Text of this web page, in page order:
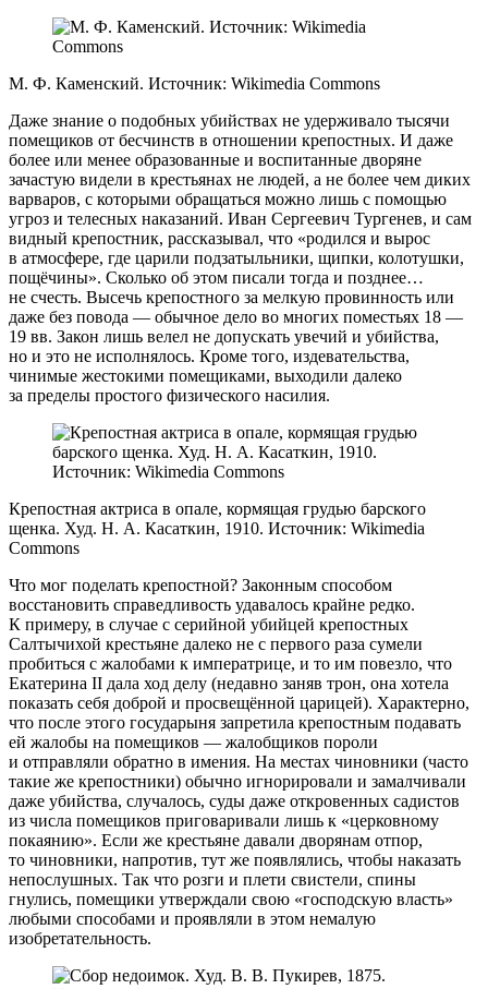
М. Ф. Каменский. Источник: Wikimedia Commons
Даже знание о подобных убийствах не удерживало тысячи
помещиков от бесчинств в отношении крепостных. И даже
более или менее образованные и воспитанные дворяне
зачастую видели в крестьянах не людей, а не более чем диких
варваров, с которыми обращаться можно лишь с помощью
угроз и телесных наказаний. Иван Сергеевич Тургенев, и сам
видный крепостник, рассказывал, что «родился и вырос
в атмосфере, где царили подзатыльники, щипки, колотушки,
пощёчины». Сколько об этом писали тогда и позднее…
не счесть. Высечь крепостного за мелкую провинность или
даже без повода — обычное дело во многих поместьях 18 —
19 вв. Закон лишь велел не допускать увечий и убийства,
но и это не исполнялось. Кроме того, издевательства,
чинимые жестокими помещиками, выходили далеко
за пределы простого физического насилия.
Крепостная актриса в опале, кормящая грудью барского
щенка. Худ. Н. А. Касаткин, 1910. Источник: Wikimedia
Commons
Что мог поделать крепостной? Законным способом
восстановить справедливость удавалось крайне редко.
К примеру, в случае с серийной убийцей крепостных
Салтычихой крестьяне далеко не с первого раза сумели
пробиться с жалобами к императрице, и то им повезло, что
Екатерина II дала ход делу (недавно заняв трон, она хотела
показать себя доброй и просвещённой царицей). Характерно,
что после этого государыня запретила крепостным подавать
ей жалобы на помещиков — жалобщиков пороли
и отправляли обратно в имения. На местах чиновники (часто
такие же крепостники) обычно игнорировали и замалчивали
даже убийства, случалось, суды даже откровенных садистов
из числа помещиков приговаривали лишь к «церковному
покаянию». Если же крестьяне давали дворянам отпор,
то чиновники, напротив, тут же появлялись, чтобы наказать
непослушных. Так что розги и плети свистели, спины
гнулись, помещики утверждали свою «господскую власть»
любыми способами и проявляли в этом немалую
изобретательность.